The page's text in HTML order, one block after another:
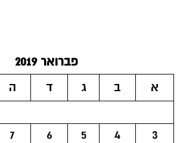
פברואר 2019
א
ב ג ד ה
3
4
5
6
7